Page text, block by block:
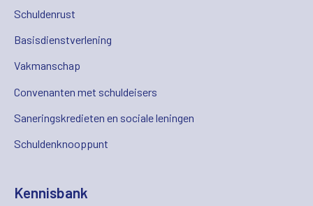
Schuldenrust
Basisdienstverlening
Vakmanschap
Convenanten met schuldeisers
Saneringskredieten en sociale leningen
Schuldenknooppunt
Kennisbank